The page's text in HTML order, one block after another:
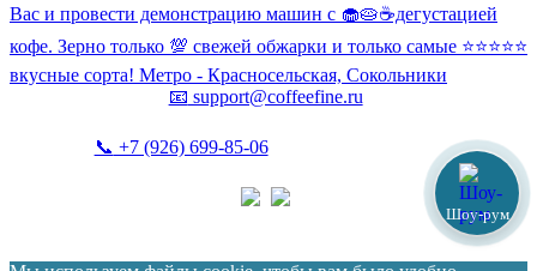
Вас и провести демонстрацию машин с 🧁🥧☕️дегустацией
кофе. Зерно только 💯 свежей обжарки и только самые ⭐️⭐️⭐️⭐️⭐️
вкусные сорта! Метро - Красносельская, Сокольники
📧 support@coffeefine.ru
📞 +7 (926) 699-85-06
Coffeefine.ru 2021-2026Шоу-рум